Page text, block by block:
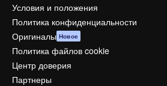
Условия и положения
Политика конфиденциальности
Оригиналы Новое
Политика файлов cookie
Центр доверия
Партнеры